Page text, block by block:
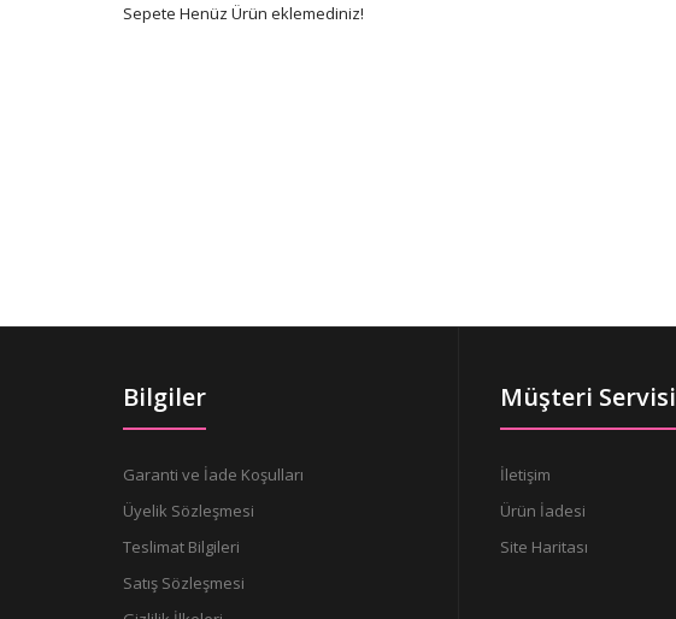
Sepete Henüz Ürün eklemediniz!
Bilgiler
Garanti ve İade Koşulları
Üyelik Sözleşmesi
Teslimat Bilgileri
Satış Sözleşmesi
Müşteri Servisi
İletişim
Ürün İadesi
Site Haritası